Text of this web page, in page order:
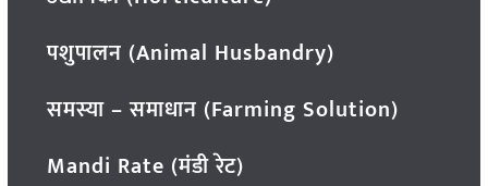
पशुपालन (Animal Husbandry)
समस्या – समाधान (Farming Solution)
Mandi Rate (मंडी रेट)